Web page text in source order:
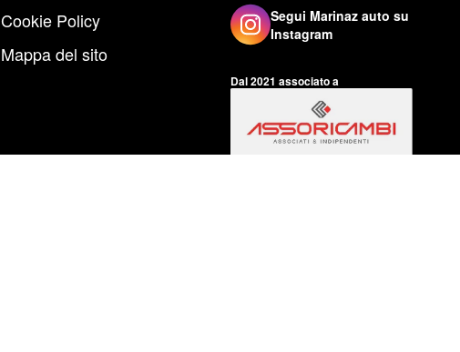
Cookie Policy
Mappa del sito
Segui Marinaz auto su
Instagram
Dal 2021 associato a